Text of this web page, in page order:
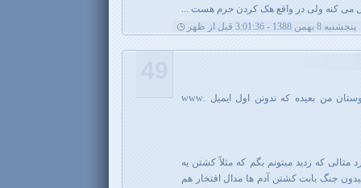
می کنه ولی در واقع هک کردن جرم هست ...
پنجشنبه 8 بهمن 1388 - 3:01:36 قبل از ظهر
ظاهراً که منو میشناسید ولی از دوستان من بعیده که ندونن اول ایمیل .www
مثالی که زدید میتونم بگم که مثلاً کشتن یه
جنگ بابت کشتن آدم ها مدال افتخار هم